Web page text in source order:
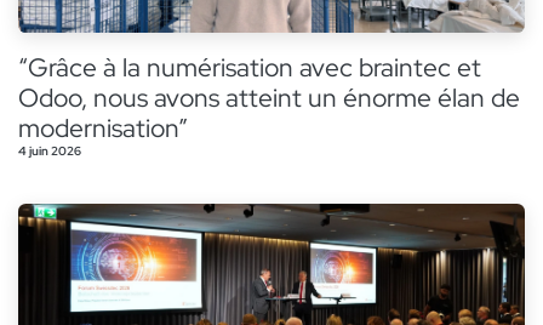
“Grâce à la numérisation avec braintec et
Odoo, nous avons atteint un énorme élan de
modernisation”
4 juin 2026